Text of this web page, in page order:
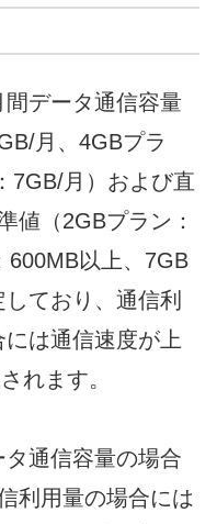
データ通信容量
月、4GBプラ
7GB/月）および直
値（2GBプラン：
600MB以上、7GB
ており、通信利
は通信速度が上
れます。
通信容量の場合
利用量の場合には